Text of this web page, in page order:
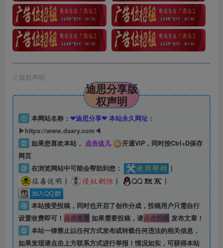
© 版权声明
迪思分享版
权声明
① 本网站名称： ❤迪思分享❤ 本站永久网址：
▶https://www.dsary.com◀
② 如果您喜欢本站， 点击这儿
开通VIP，同时按Ctrl+D保存
网页
③ 在浏览网站中可能会帮助到您：
|
|
| |
④ 本站接受投稿，同时也开启了创作分成，投稿用户只需自行
设置收费即可！ 点击查看如果需要投稿，请点击投稿发布文章！
⑤ 本站一律禁止以任何方式发布或转载任何违法的相关信息，
如果发现请点击上方联系方式进行举报！情况如实，可获得本站